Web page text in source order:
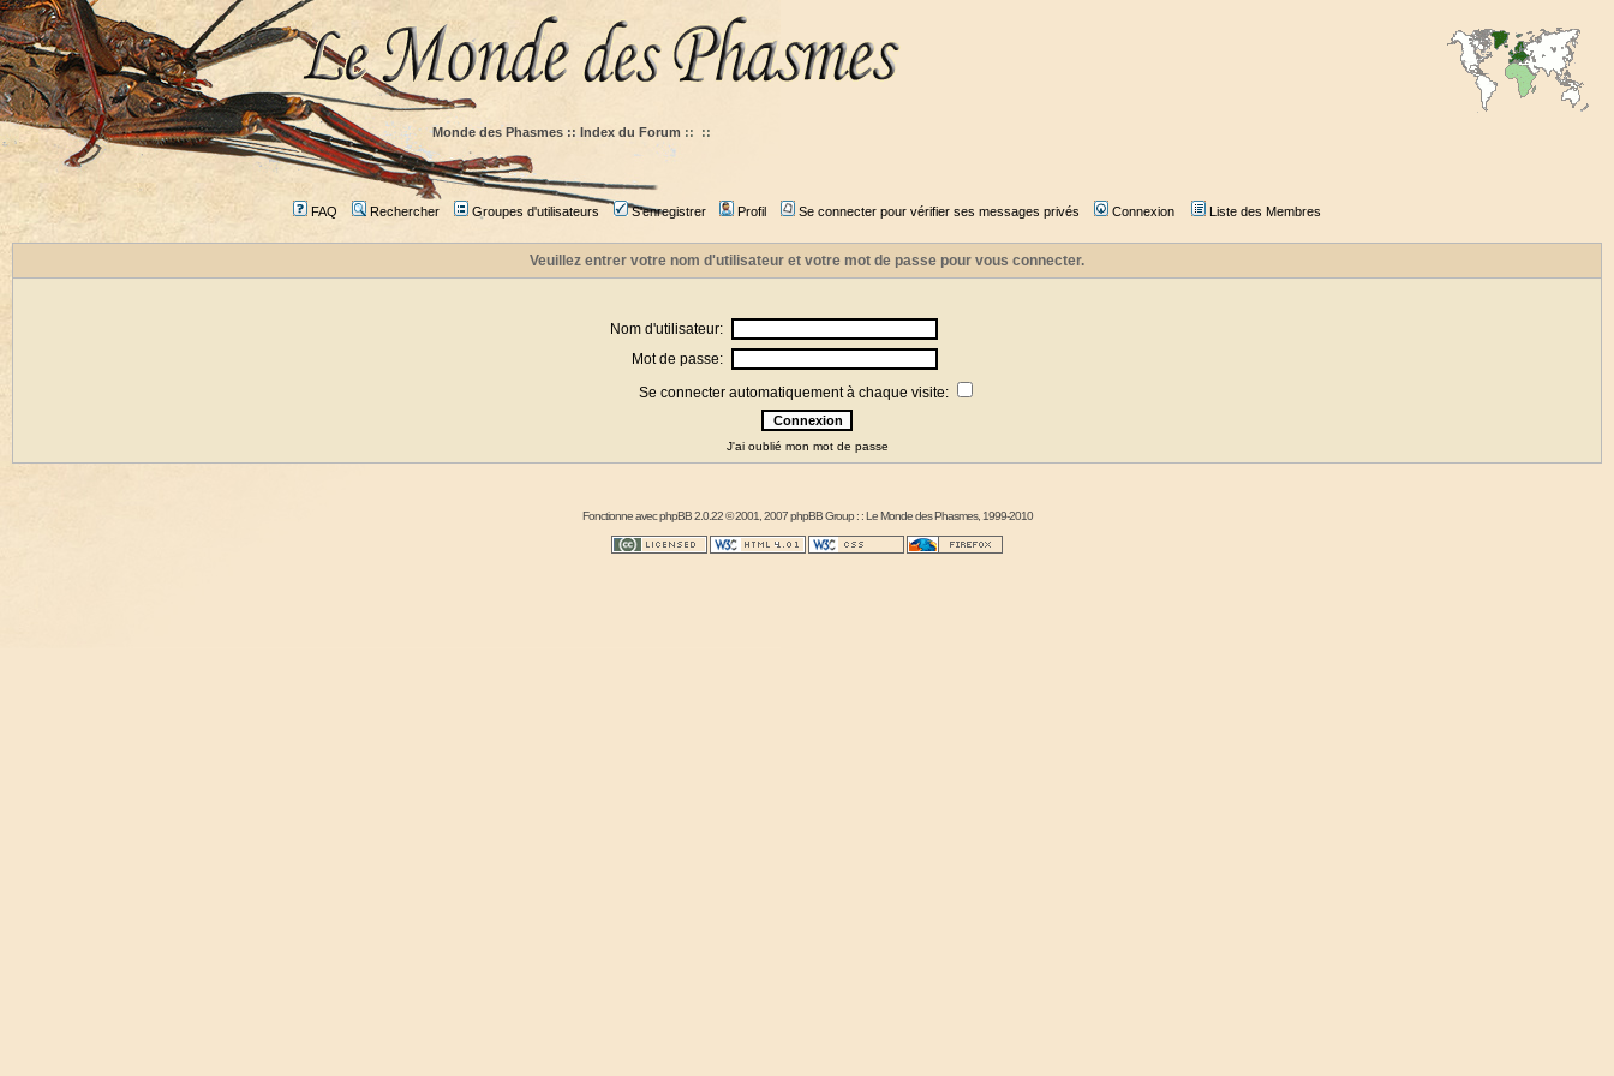
Monde des Phasmes :: Index du Forum :: ::
FAQ Rechercher Groupes d'utilisateurs S'enregistrer Profil Se connecter pour vérifier ses messages privés Connexion Liste des Membres
Veuillez entrer votre nom d'utilisateur et votre mot de passe pour vous connecter.
Nom d'utilisateur:
Mot de passe:
Se connecter automatiquement à chaque visite:
J'ai oublié mon mot de passe
Fonctionne avecphpBB2.0.22 © 2001, 2007 phpBB Group : :Le Monde des Phasmes, 1999-2010